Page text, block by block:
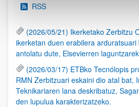
RSS
(2026/05/21) Ikerketako Zerbitzu
ikerketan duen erabilera
antolatu dute, Elsevierren
(2026/03/17) ETBko Tecnólopis
RMN Zerbitzuari eskaini dio atal bat,
Teknikariaren lana deskribatuz,
den lupulua karakterizatzeko.